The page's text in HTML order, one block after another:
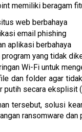
memiliki beragam
web berbahaya
email phishing
aplikasi berbahaya
program yang tidak
Wi-Fi untuk
dan folder agar
putih secara eksplisit
tersebut, solusi
ransomware